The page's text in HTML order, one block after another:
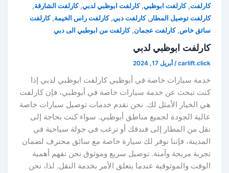
كارلفت,كارلفت ابوظبي,كارلفت ابوظبي لدبي,كارلفت الشارقة,
كارلفت توصيل المطار ,كارلفت دبي,كارلفت راس الخيمة,كارلفت
سائق خاص,كارلفت عجمان,كارلفت من ابوطبي الى دبي
كارلفت ابوظبي لدبي
carlift.click
/ أبريل 17, 2024
خدمة سيارات خاصة في أبوظبي كارلفت ابوظبي لدبي إذا
كنت تبحث عن خدمة سيارات خاصة في أبوظبي، فإن كارلفت
هي الخيار الأمثل لك. نحن نقدم خدمات توصيل سيارات خاصة
عالية الجودة لجميع مناطق أبوظبي. سواء كنت بحاجة إلى
نقل من المطار إلى فندقك أو ترغب في جولة سياحية في
المدينة، فإننا نوفر لك سيارة خاصة مع سائق محترف لضمان
تجربة مريحة وآمنة. توصيل سريع وموثوق نحن نفهم أهمية
الوقت والموثوقية عندما يتعلق الأمر بخدمة النقل. لذا، نحن